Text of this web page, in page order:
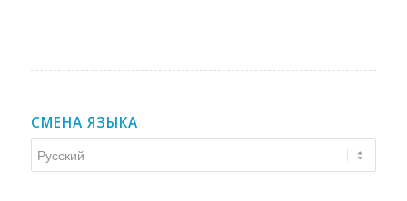
СМЕНА ЯЗЫКА
языка